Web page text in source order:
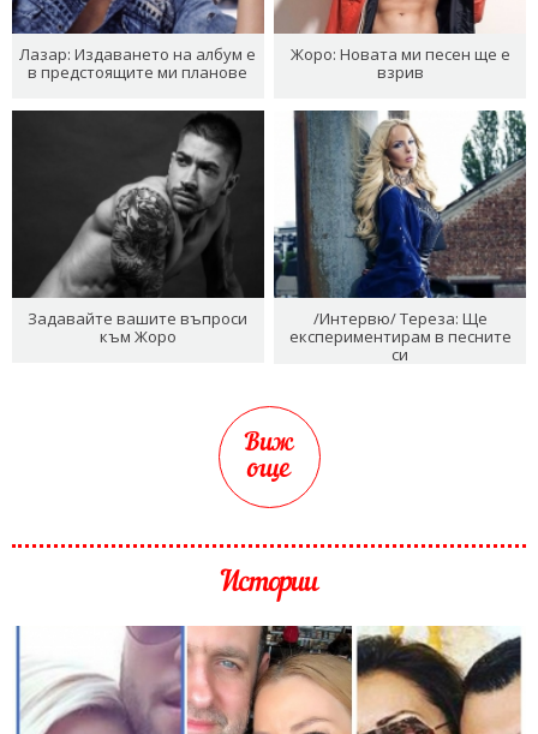
Лазар: Издаването на албум е
в предстоящите ми планове
Жоро: Новата ми песен ще е
взрив
Задавайте вашите въпроси
към Жоро
/Интервю/ Тереза: Ще
експериментирам в песните
си
Виж
още
Истории